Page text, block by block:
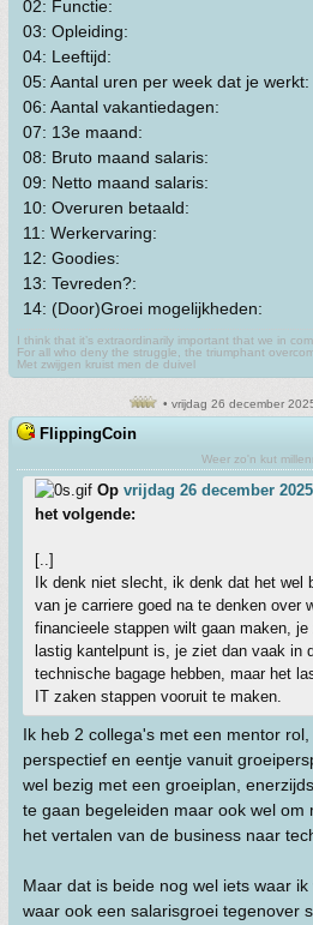
02: Functie:
03: Opleiding:
04: Leeftijd:
05: Aantal uren per week dat je werkt:
06: Aantal vakantiedagen:
07: 13e maand:
08: Bruto maand salaris:
09: Netto maand salaris:
10: Overuren betaald:
11: Werkervaring:
12: Goodies:
13: Tevreden?:
14: (Door)Groei mogelijkheden:
I think that it’s extraordinarily important that we in
For all who deny the struggle, the triumphant
Met zwijgen kruist men de duivel
• vrijdag 26 december
FlippingCoin
Weer zo'n kut
Op vrijdag 26 december
het volgende:
[..]
Ik denk niet slecht, ik denk dat het wel
van je carriere goed na te denken over
financieele stappen wilt gaan maken,
lastig kantelpunt is, je ziet dan vaak in
technische bagage hebben, maar het
IT zaken stappen vooruit te maken.
Ik heb 2 collega's met een mentor
perspectief en eentje vanuit
wel bezig met een groeiplan,
te gaan begeleiden maar ook wel om
het vertalen van de business naar
Maar dat is beide nog wel iets waar
waar ook een salarisgroei tegenover